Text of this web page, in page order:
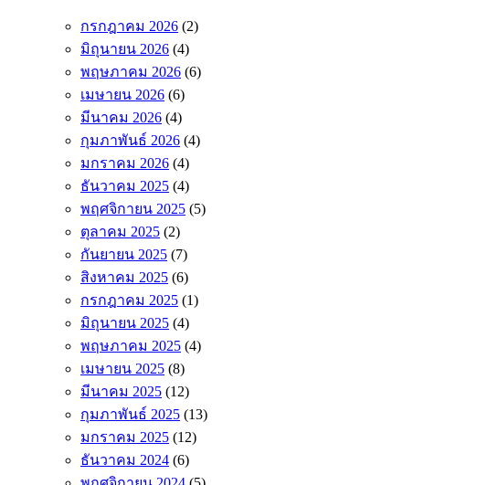
กรกฎาคม 2026 (2)
มิถุนายน 2026 (4)
พฤษภาคม 2026 (6)
เมษายน 2026 (6)
มีนาคม 2026 (4)
กุมภาพันธ์ 2026 (4)
มกราคม 2026 (4)
ธันวาคม 2025 (4)
พฤศจิกายน 2025 (5)
ตุลาคม 2025 (2)
กันยายน 2025 (7)
สิงหาคม 2025 (6)
กรกฎาคม 2025 (1)
มิถุนายน 2025 (4)
พฤษภาคม 2025 (4)
เมษายน 2025 (8)
มีนาคม 2025 (12)
กุมภาพันธ์ 2025 (13)
มกราคม 2025 (12)
ธันวาคม 2024 (6)